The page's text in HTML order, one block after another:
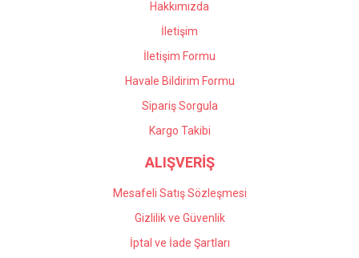
Gönder
Hakkımızda
İletişim
İletişim Formu
Havale Bildirim Formu
Sipariş Sorgula
Kargo Takibi
ALIŞVERİŞ
Mesafeli Satış Sözleşmesi
Gizlilik ve Güvenlik
İptal ve İade Şartları